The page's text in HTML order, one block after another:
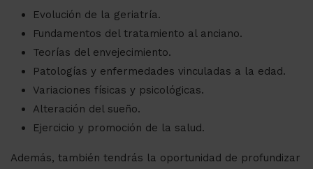
Evolución de la geriatría.
Fundamentos del tratamiento al anciano.
Teorías del envejecimiento.
Patologías y enfermedades vinculadas a la edad.
Variaciones físicas y psicológicas.
Alteración del sueño.
Ejercicio y promoción de la salud.
Además, también tendrás la oportunidad de profundizar